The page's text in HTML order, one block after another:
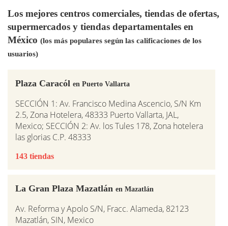
Los mejores centros comerciales, tiendas de ofertas,
supermercados y tiendas departamentales en
México (los más populares según las calificaciones de los
usuarios)
Plaza Caracól en Puerto Vallarta
SECCIÓN 1: Av. Francisco Medina Ascencio, S/N Km
2.5, Zona Hotelera, 48333 Puerto Vallarta, JAL,
Mexico; SECCIÓN 2: Av. los Tules 178, Zona hotelera
las glorias C.P. 48333
143 tiendas
La Gran Plaza Mazatlán en Mazatlán
Av. Reforma y Apolo S/N, Fracc. Alameda, 82123
Mazatlán, SIN, Mexico